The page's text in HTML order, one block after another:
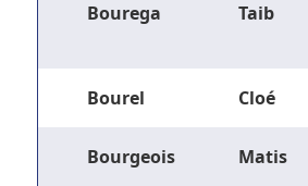
Bourega Taib
Bourel Cloé
Bourgeois Matis